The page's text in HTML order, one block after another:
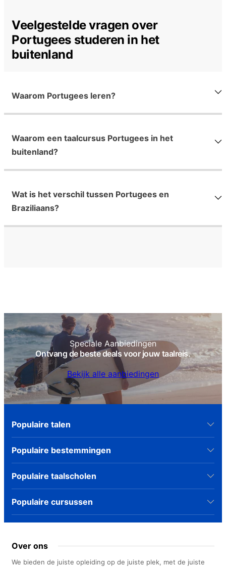
Veelgestelde vragen over
Portugees studeren in het
buitenland
Waarom Portugees leren?
Waarom een taalcursus Portugees in het
buitenland?
Wat is het verschil tussen Portugees en
Braziliaans?
Speciale Aanbiedingen
Ontvang de beste deals voor jouw taalreis.
Bekijk alle aanbiedingen
Populaire talen
Populaire bestemmingen
Populaire taalscholen
Populaire cursussen
Over ons
We bieden de juiste opleiding op de juiste plek, met de juiste